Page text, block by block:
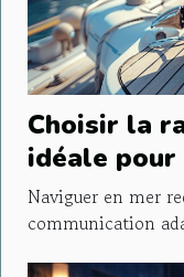
Choisir la
idéale
Naviguer en mer
communication